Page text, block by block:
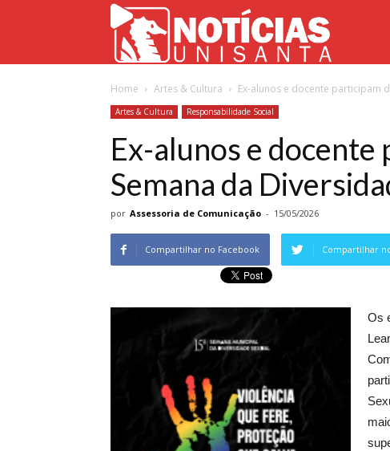
Unisanta
Home Artes & Cultura Ex-alunos e docente participam
Artes & Cultura Responsabilidade Social
Ex-alunos e docente
Semana da
por Assessoria de Comunicação - 15/05/2026
Compartilhar no Facebook Compartilhar
Os